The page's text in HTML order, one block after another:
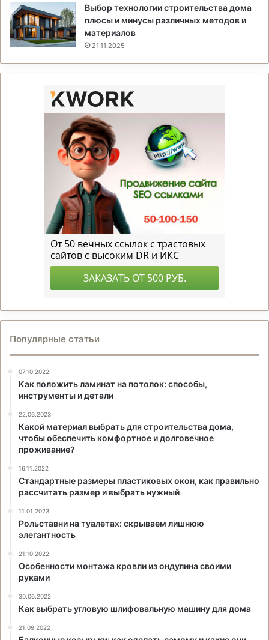
Выбор технологии строительства дома
плюсы и минусы различных методов и
материалов
21.11.2025
Популярные статьи
07.10.2022
Как положить ламинат на потолок: способы,
инструменты и детали
22.06.2023
Какой материал выбрать для строительства дома,
чтобы обеспечить комфортное и долговечное
проживание?
16.11.2022
Стандартные размеры пластиковых окон, как правильно
рассчитать размер и выбрать нужный
11.01.2023
Рольставни на туалетах: скрываем лишнюю
элегантность
21.10.2022
Особенности монтажа кровли из ондулина своими
руками
30.06.2022
Как выбрать угловую шлифовальную машину для дома
21.09.2022